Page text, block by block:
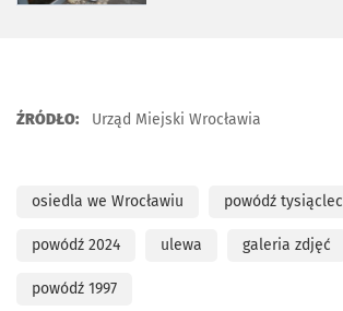
ŹRÓDŁO: Urząd Miejski Wrocławia
osiedla we Wrocławiu powódź
powódź 2024 ulewa galeria zdjęć
powódź 1997